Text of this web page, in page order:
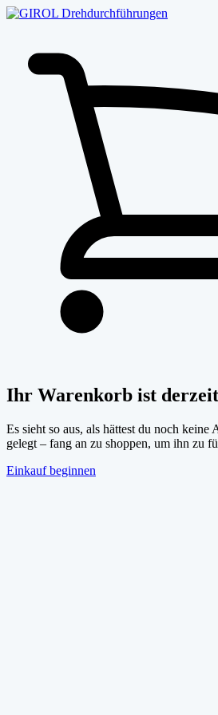
Ihr Warenkorb ist
Es sieht so aus, als hättest du noch
gelegt – fang an zu shoppen, um ihn zu
Einkauf beginnen